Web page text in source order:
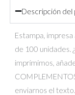
Descripción
Estampa,
de 100 unidades.
imprimimos,
enviarnos el texto.